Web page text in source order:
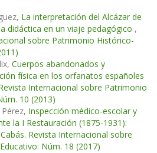
La interpretación del Alcázar de
didáctica en un viaje pedagógico ,
sobre Patrimonio Histórico-
Cuerpos abandonados y
física en los orfanatos españoles
Internacional sobre Patrimonio
10 (2013)
Inspección médico-escolar y
la I Restauración (1875-1931):
Cabás. Revista Internacional sobre
Núm. 18 (2017)